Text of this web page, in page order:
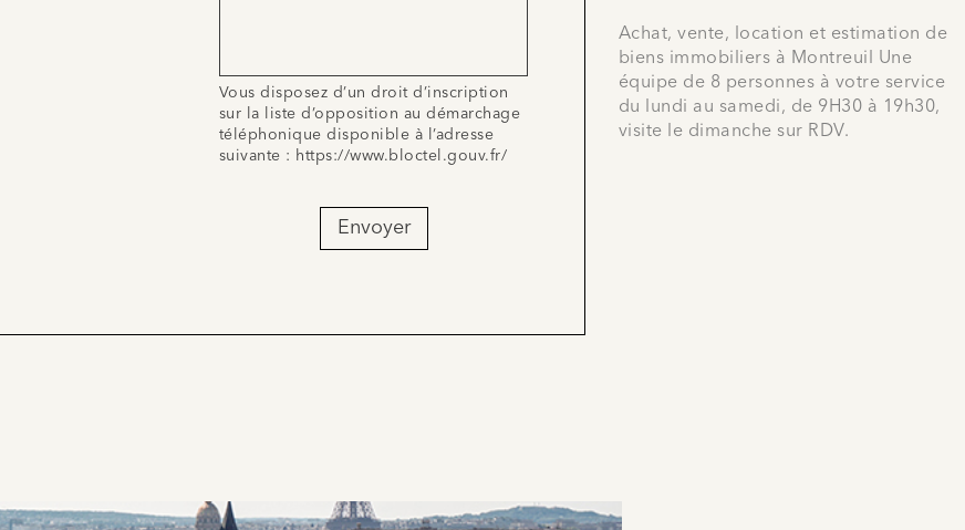
Vous disposez d’un droit d’inscription
sur la liste d’opposition au démarchage
téléphonique disponible à l’adresse
suivante : https://www.bloctel.gouv.fr/
Envoyer
Achat, vente, location et estimation de
biens immobiliers à Montreuil Une
équipe de 8 personnes à votre service
du lundi au samedi, de 9H30 à 19h30,
visite le dimanche sur RDV.